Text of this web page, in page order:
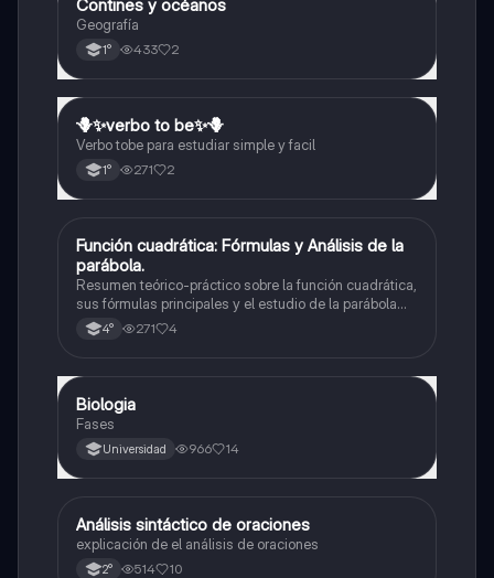
Geografía
Contines y océanos
Geografía
1° 433 2
Inglés
🪻✨️verbo to be✨️🪻
Verbo tobe para estudiar simple y facil
1° 271 2
Matemáticas
Función cuadrática: Fórmulas y Análisis de la
parábola.
Resumen teórico-práctico sobre la función cuadrática,
sus fórmulas principales y el estudio de la parábola
como representación gráfica.Incluye desarrollo de la
forma general, cálculo de raíces, vértice y elementos
4° 271 4
Biología
Biologia
Fases
Universidad 966 14
Lengua
Análisis sintáctico de oraciones
explicación de el análisis de oraciones
2° 514 10